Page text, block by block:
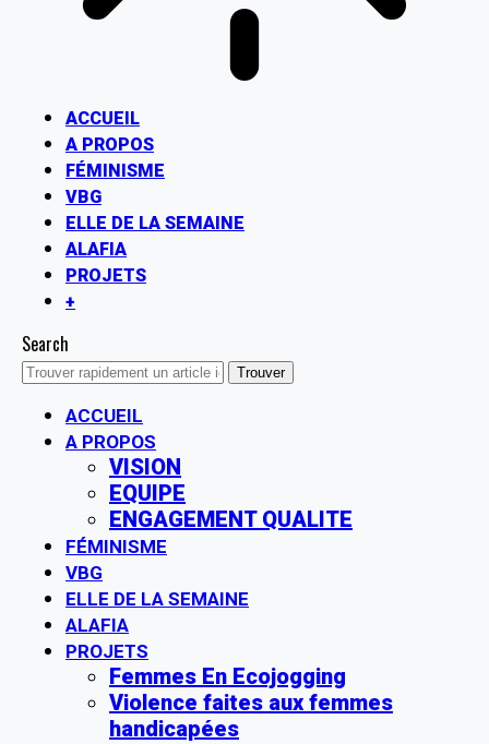
ACCUEIL
A PROPOS
FÉMINISME
VBG
ELLE DE LA SEMAINE
ALAFIA
PROJETS
+
Search
ACCUEIL
A PROPOS
VISION
EQUIPE
ENGAGEMENT QUALITE
FÉMINISME
VBG
ELLE DE LA SEMAINE
ALAFIA
PROJETS
Femmes En Ecojogging
Violence faites aux femmes
handicapées